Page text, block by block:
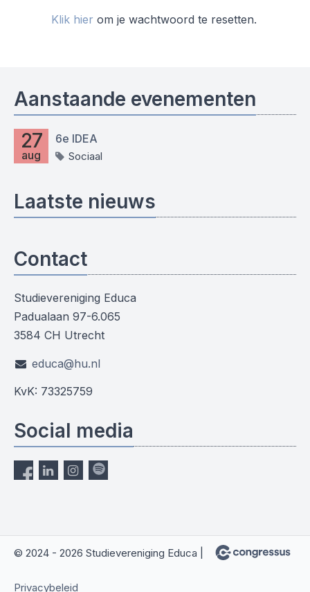
Klik hier om je wachtwoord te resetten.
Aanstaande evenementen
27
aug
6e IDEA
Sociaal
Laatste nieuws
Contact
Studievereniging Educa
Padualaan 97-6.065
3584 CH Utrecht
educa@hu.nl
KvK: 73325759
Social media
© 2024 - 2026 Studievereniging Educa |
Privacybeleid